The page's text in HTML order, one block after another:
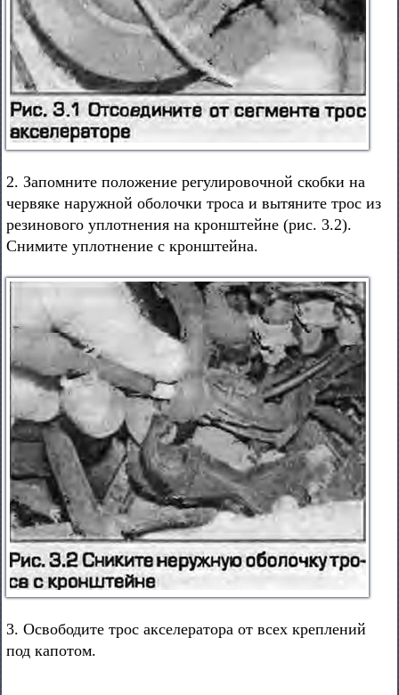
2. Запомните положение регулировочной скобки на
червяке наружной оболочки троса и вытяните трос из
резинового уплотнения на кронштейне (рис. 3.2).
Снимите уплотнение с кронштейна.
3. Освободите трос акселератора от всех креплений
под капотом.